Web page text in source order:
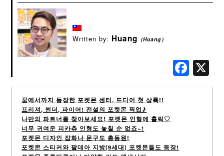
Written by: Huang （Huang）
꿈에서까지 등장한 포켓몬 센터, 드디어 첫 상륙!!
프리져, 썬더, 파이어! 전설의 포켓몬 픽업♪
나만의 파트너를 찾아보세요! 포켓몬 인형에 홀릭♡
너무 귀여운 피카츄 인형도 놓칠 순 없죠~!
포켓몬 디자인 잡화나 문구도 총동원!
포켓몬 스티커와 팔데아 지방(9세대) 포켓몬들도 등장!